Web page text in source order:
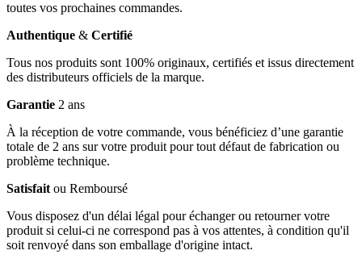
toutes vos prochaines commandes.
Authentique & Certifié
Tous nos produits sont 100% originaux, certifiés et issus directement
des distributeurs officiels de la marque.
Garantie 2 ans
À la réception de votre commande, vous bénéficiez d’une garantie
totale de 2 ans sur votre produit pour tout défaut de fabrication ou
problème technique.
Satisfait ou Remboursé
Vous disposez d'un délai légal pour échanger ou retourner votre
produit si celui-ci ne correspond pas à vos attentes, à condition qu'il
soit renvoyé dans son emballage d'origine intact.